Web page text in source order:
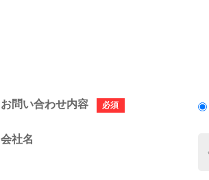
このフィールドは空のままにしてくださ
お問い合わせ内容 必須
会社名